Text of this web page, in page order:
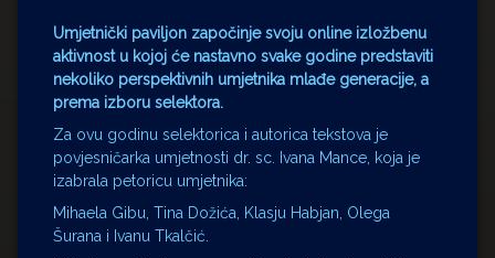
Umjetnički paviljon započinje svoju online izložbenu
aktivnost u kojoj će nastavno svake godine predstaviti
nekoliko perspektivnih umjetnika mlađe generacije, a
prema izboru selektora.
Za ovu godinu selektorica i autorica tekstova je
povjesničarka umjetnosti dr. sc. Ivana Mance, koja je
izabrala petoricu umjetnika:
Mihaela Gibu, Tina Dožića, Klasju Habjan, Olega
Šurana i Ivanu Tkalčić.